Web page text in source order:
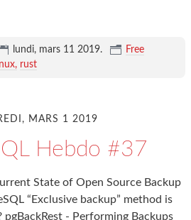
lundi, mars 11 2019.
Free
rust
MARS 1 2019
Hebdo #37
State of Open Source Backup
“Exclusive backup” method is
- Performing Backups